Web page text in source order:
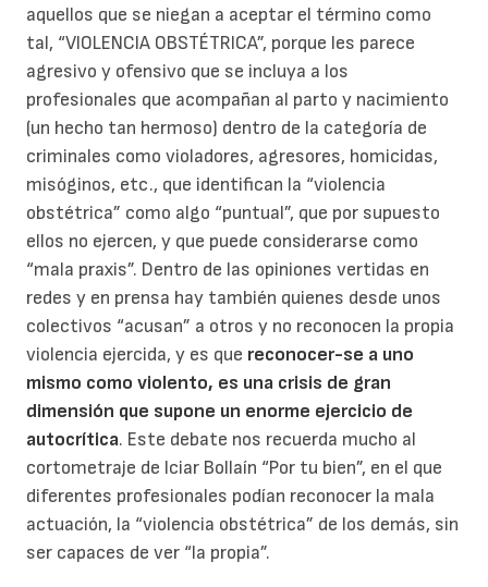
aquellos que se niegan a aceptar el término como
tal, “VIOLENCIA OBSTÉTRICA”, porque les parece
agresivo y ofensivo que se incluya a los
profesionales que acompañan al parto y nacimiento
(un hecho tan hermoso) dentro de la categoría de
criminales como violadores, agresores, homicidas,
misóginos, etc., que identifican la “violencia
obstétrica” como algo “puntual”, que por supuesto
ellos no ejercen, y que puede considerarse como
“mala praxis”. Dentro de las opiniones vertidas en
redes y en prensa hay también quienes desde unos
colectivos “acusan” a otros y no reconocen la propia
violencia ejercida, y es que reconocer-se a uno
mismo como violento, es una crisis de gran
dimensión que supone un enorme ejercicio de
autocrítica. Este debate nos recuerda mucho al
cortometraje de Iciar Bollaín “Por tu bien”, en el que
diferentes profesionales podían reconocer la mala
actuación, la “violencia obstétrica” de los demás, sin
ser capaces de ver “la propia”.